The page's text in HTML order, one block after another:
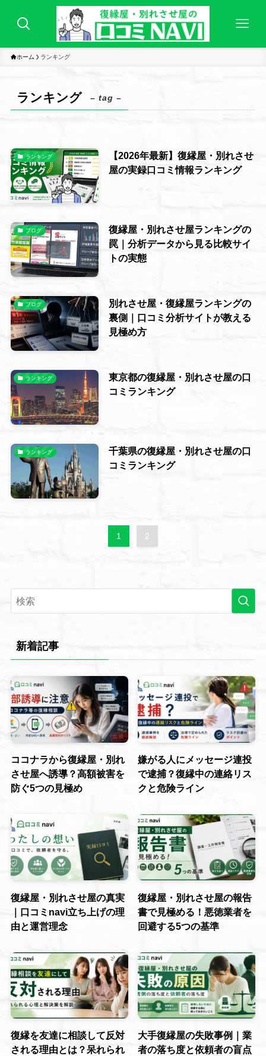
ホーム ランキング
ランキング – tag –
ランキング
【2026年最新】復縁屋・別れさせ
屋の実録口コミ情報ランキング
ブログ
復縁屋・別れさせ屋ランキングの
罠｜分析データから見る比較サイ
トの実態
ブログ
別れさせ屋・復縁屋ランキングの
裏側｜口コミ分析サイトが教える
見極め方
ランキング
東京都の復縁屋・別れさせ屋の口
コミランキング
ランキング
千葉県の復縁屋・別れさせ屋の口
コミランキング
1 2
新着記事
ココナラから復縁屋・別れ
させ屋へ誘導？高額被害を
防ぐ5つの見極め
嫌がる人にメッセージ連投
で逮捕？復縁中の連絡リス
クと危険ライン
復縁屋・別れさせ屋の真実
｜口コミnavi立ち上げの理
由と運営理念
復縁屋・別れさせ屋の報告
書で見極める！悪徳業者を
回避する5つの基準
復縁を友達に相談して反対
される理由とは？呆れられ
大手復縁屋の失敗事例｜業
者の落ち度と依頼者の盲点